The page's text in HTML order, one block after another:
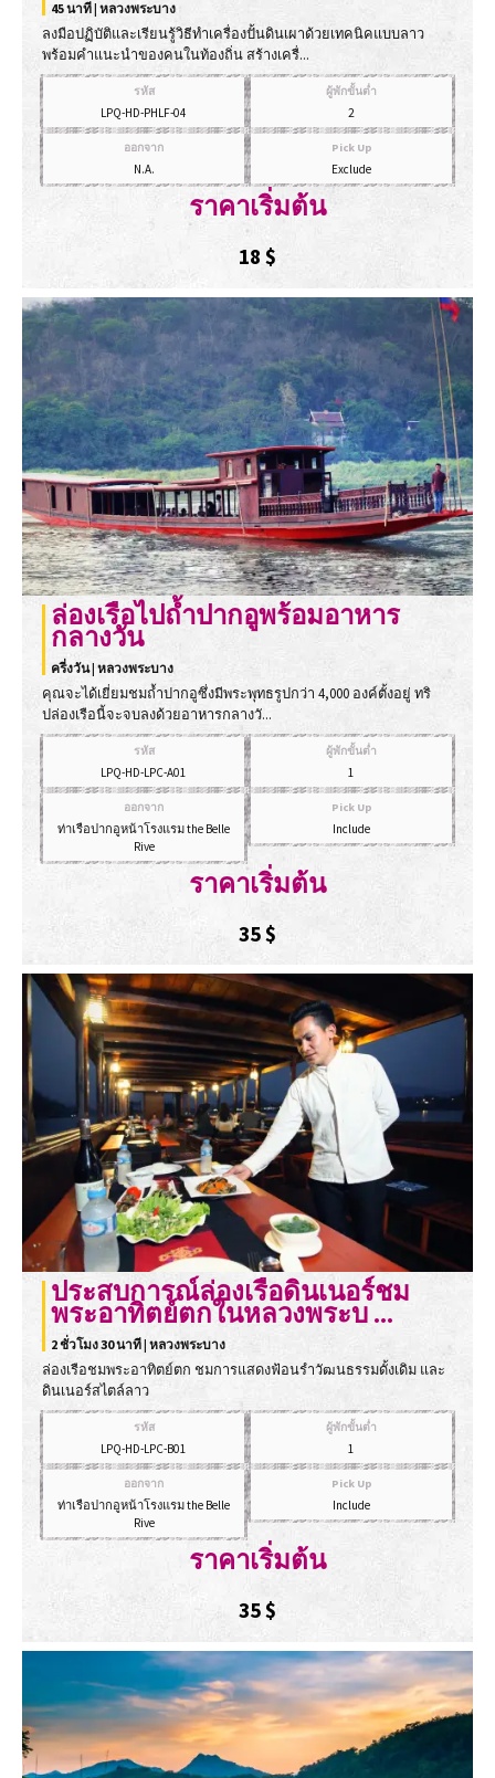
45 นาที | หลวงพระบาง
ลงมือปฏิบัติและเรียนรู้วิธีทำเครื่องปั้นดินเผาด้วยเทคนิคแบบลาว
พร้อมคำแนะนำของคนในท้องถิ่น สร้างเครื่...
รหัส
LPQ-HD-PHLF-04
ผู้พักขั้นต่ำ
2
ออกจาก
N.A.
Pick Up
Exclude
ราคาเริ่มต้น
18 $
ล่องเรือไปถ้ำปากอูพร้อมอาหาร
กลางวัน
ครี่งวัน | หลวงพระบาง
คุณจะได้เยี่ยมชมถ้ำปากอูซึ่งมีพระพุทธรูปกว่า 4,000 องค์ตั้งอยู่ ทริ
ปล่องเรือนี้จะจบลงด้วยอาหารกลางวั...
รหัส
LPQ-HD-LPC-A01
ผู้พักขั้นต่ำ
1
ออกจาก
ท่าเรือปากอูหน้าโรงแรม the Belle
Rive
Pick Up
Include
ราคาเริ่มต้น
35$
ประสบการณ์ล่องเรือดินเนอร์ชม
พระอาทิตย์ตกในหลวงพระบ ...
2 ชั่วโมง 30 นาที | หลวงพระบาง
ล่องเรือชมพระอาทิตย์ตก ชมการแสดงฟ้อนรำวัฒนธรรมดั้งเดิม และ
ดินเนอร์สไตล์ลาว
รหัส
LPQ-HD-LPC-B01
ผู้พักขั้นต่ำ
1
ออกจาก
ท่าเรือปากอูหน้าโรงแรม the Belle
Rive
Pick Up
Include
ราคาเริ่มต้น
35$